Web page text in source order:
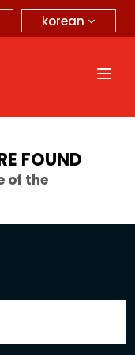
korean
FOUND
of the